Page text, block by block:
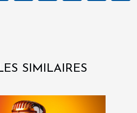
SIMILAIRES